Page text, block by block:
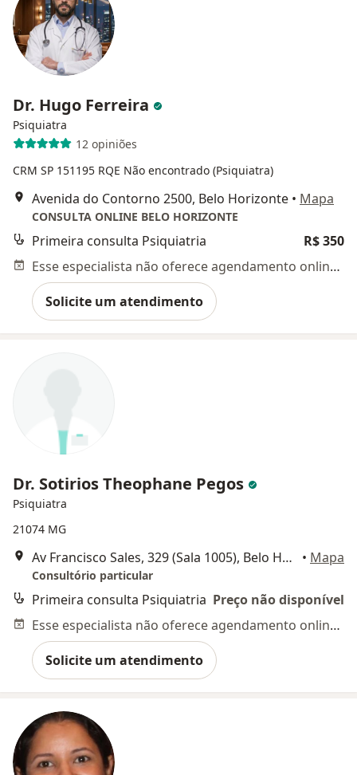
Dr. Hugo Ferreira
Psiquiatra
12 opiniões
CRM SP 151195 RQE Não encontrado (Psiquiatra)
Avenida do Contorno 2500, Belo Horizonte • Mapa
CONSULTA ONLINE BELO HORIZONTE
Primeira consulta Psiquiatria
R$ 350
Esse especialista não oferece agendamento online para esse endereço.
Solicite um atendimento
Dr. Sotirios Theophane Pegos
Psiquiatra
21074 MG
Av Francisco Sales, 329 (Sala 1005), Belo Horizonte • Mapa
Consultório particular
Primeira consulta Psiquiatria Preço não disponível
Esse especialista não oferece agendamento online para esse endereço.
Solicite um atendimento